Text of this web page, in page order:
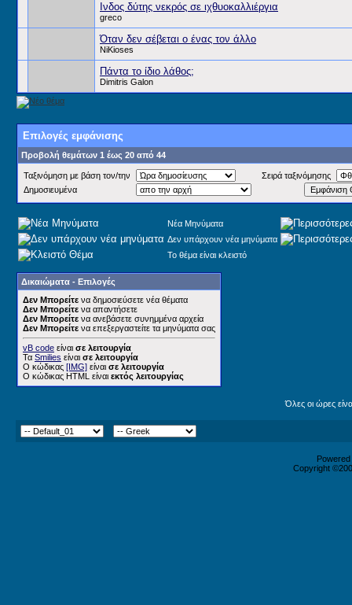
Ινδος δύτης νεκρός σε ιχθυοκαλλιέργια
greco
Όταν δεν σέβεται ο ένας τον άλλο
NiKioses
Πάντα το ίδιο λάθος;
Dimitris Galon
Επιλογές εμφάνισης
Προβολή θεμάτων 1 έως 20 από 44
Ταξινόμηση με βάση τον/την
Σειρά ταξινόμησης
Δημοσιευμένα
Νέα Μηνύματα
Δεν υπάρχουν νέα μηνύματα
Το θέμα είναι κλειστό
Δικαιώματα - Επιλογές
Δεν Μπορείτε να δημοσιεύσετε νέα θέματα
Δεν Μπορείτε να απαντήσετε
Δεν Μπορείτε να ανεβάσετε συνημμένα αρχεία
Δεν Μπορείτε να επεξεργαστείτε τα μηνύματα σας
vB code είναι σε λειτουργία
Τα Smilies είναι σε λειτουργία
Ο κώδικας [IMG] είναι σε λειτουργία
Ο κώδικας HTML είναι εκτός λειτουργίας
Όλες οι ώρες
Copyright